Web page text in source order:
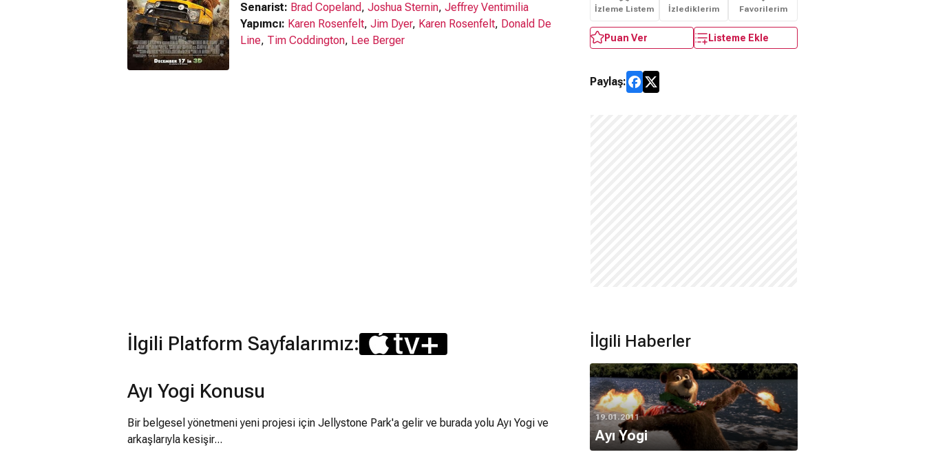
Senarist: Brad Copeland, Joshua Sternin, Jeffrey Ventimilia
Yapımcı: Karen Rosenfelt, Jim Dyer, Karen Rosenfelt, Donald De
Line, Tim Coddington, Lee Berger
İzleme Listem İzlediklerim Favorilerim
Puan Ver Listeme Ekle
Paylaş:
İlgili Platform Sayfalarımız:
Ayı Yogi Konusu
Bir belgesel yönetmeni yeni projesi için Jellystone Park'a gelir ve burada yolu Ayı Yogi ve
arkaşlarıyla kesişir...
İlgili Haberler
19.01.2011
Ayı Yogi